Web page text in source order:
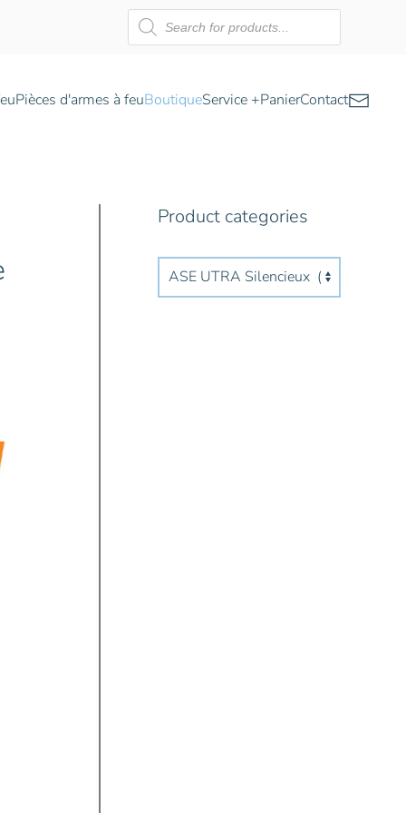
Recherche
de
produits
Pièces d'armes à feuBoutiqueService +PanierContact
Product categories